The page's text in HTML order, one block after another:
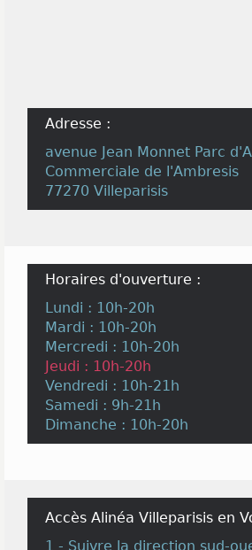
Adresse :
avenue Jean Monnet Parc
Commerciale de l'Ambresis
77270 Villeparisis
Horaires d'ouverture :
Lundi : 10h-20h
Mardi : 10h-20h
Mercredi : 10h-20h
Jeudi : 10h-20h
Vendredi : 10h-21h
Samedi : 9h-21h
Dimanche : 10h-20h
Accès Alinéa Villeparisis en
1 - Suivre la direction sud-